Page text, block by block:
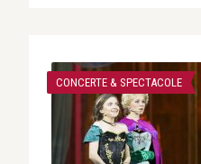
CONCERTE & SPECTACOLE